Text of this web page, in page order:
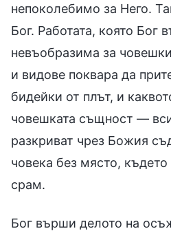
непоколебимо за Него.
Бог. Работата, която Бог
невъобразима за
и видове поквара да
бидейки от плът, и
човешката същност —
разкриват чрез Божия
човека без място,
срам.
Бог върши делото на